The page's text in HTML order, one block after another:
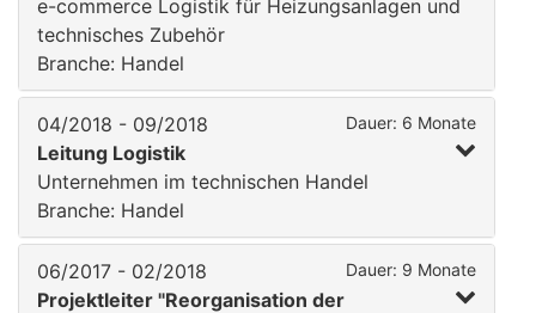
e-commerce Logistik für Heizungsanlagen und
technisches Zubehör
Branche: Handel
04/2018 - 09/2018 Dauer: 6 Monate
Leitung Logistik
Unternehmen im technischen Handel
Branche: Handel
06/2017 - 02/2018 Dauer: 9 Monate
Projektleiter "Reorganisation der